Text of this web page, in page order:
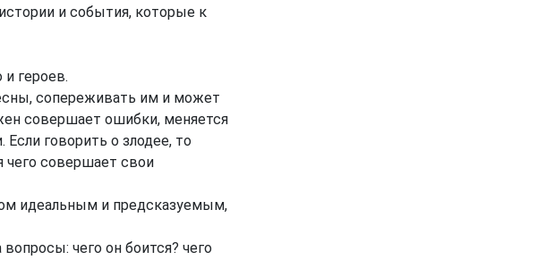
и события, которые к
героев.
сопереживать им и может
совершает ошибки, меняется
Если говорить о злодее, то
чего совершает свои
идеальным и предсказуемым,
чего он боится? чего